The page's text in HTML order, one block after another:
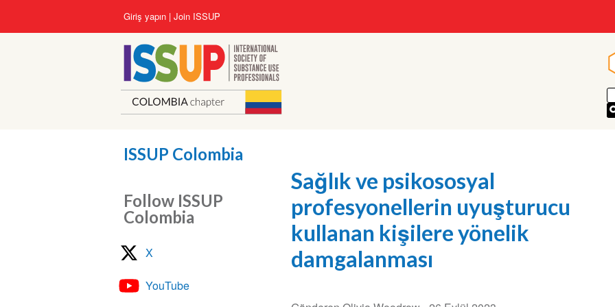
User
account
menu
Giriş yapın Join ISSUP
Sağlık ve psikososyal
profesyonellerin uyuşturucu
kullanan kişilere yönelik
damgalanması
ISSUP Colombia
Follow ISSUP
Colombia
X
YouTube